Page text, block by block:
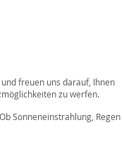
und freuen uns darauf, Ihnen
zu werfen.
Sonneneinstrahlung, Regen